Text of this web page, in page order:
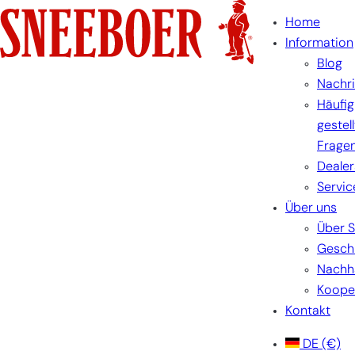
Zum
Inhalt
springen
Home
Information
Blog
Häufig
Über uns
Über
Kontakt
DE (€)